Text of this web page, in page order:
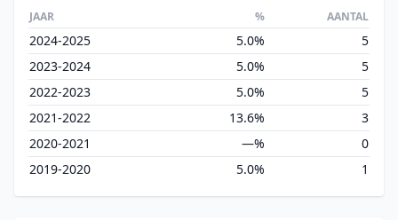
JAAR % AANTAL
2024-2025 5.0%
5
2023-2024
5.0%
5
2022-2023
5.0%
5
2021-2022
13.6%
3
2020-2021
—%
0
2019-2020
5.0% 1